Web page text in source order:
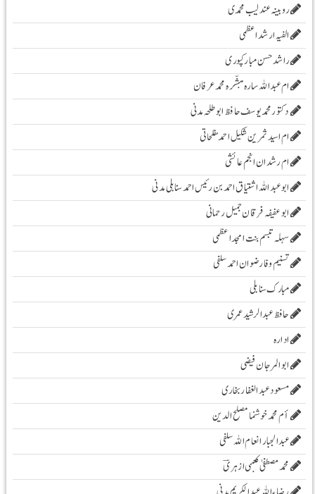
روبینہ عندلیب محمدی
الفیہ ارشد اعظمی
راشد حسن مبارکپوری
ام عبداللہ سارہ مبشّرہ محمد عرفان
دکتور محمد یوسف حافظ ابو طلحہ مدنی
ام اسید ثمرین شکیل احمد مفلحاتی
ام رشدان انجم عائشی
ابو عبد اللہ اشتیاق احمد بن رئیس احمد سنابلی مدنی
ابو عفیفہ فرقان جمیل رحمانی
سہلہ تبسم بنت امجد اعظمی
تسنیم وفا رضوان احمد سلفی
مبارک سنابلی
حافظ عبدالرشید عمری
ادارہ
ابوالمرجان فیضی
مسعود عبد الغفار بخاری
أم محمد خوشنما مصلح الدین
عبدالجبار انعام اللہ سلفی
محمد مصطفیٰ کعبی ازہریؔ